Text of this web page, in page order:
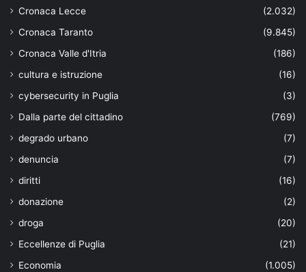
Cronaca Lecce
(2.032)
Cronaca Taranto
(9.845)
Cronaca Valle d'Itria
(186)
cultura e istruzione
(16)
cybersecurity in Puglia
(3)
Dalla parte del cittadino
(769)
degrado urbano
(7)
denuncia
(7)
diritti
(16)
donazione
(2)
droga
(20)
Eccellenze di Puglia
(21)
Economia
(1.005)